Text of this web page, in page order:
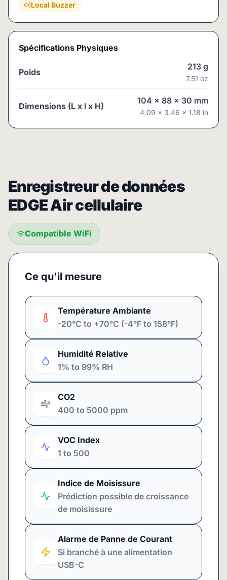
Local Buzzer
Spécifications Physiques
Poids
213 g
7.51 oz
Dimensions (L x l x H)
104 x 88 x 30 mm
4.09 x 3.46 x 1.18 in
Enregistreur de données
EDGE Air cellulaire
Compatible WiFi
Ce qu'il mesure
Température Ambiante
-20°C to +70°C (-4°F to 158°F)
Humidité Relative
1% to 99% RH
CO2
400 to 5000 ppm
VOC Index
1 to 500
Indice de Moisissure
Prédiction possible de croissance
de moisissure
Alarme de Panne de Courant
Si branché à une alimentation
USB-C